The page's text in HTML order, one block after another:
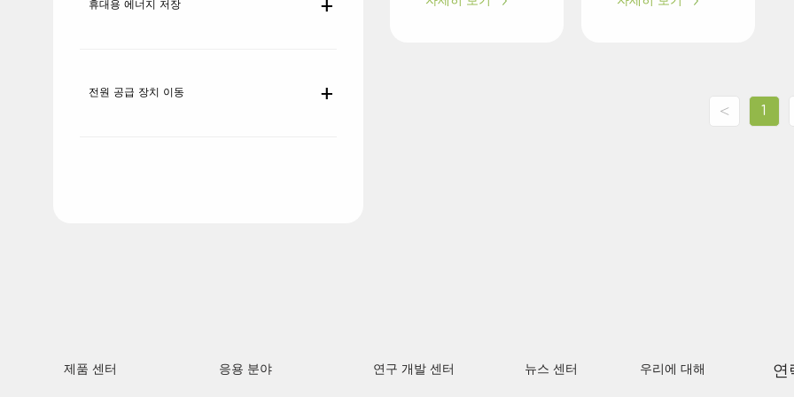
휴대용 에너지 저장
전원 공급 장치 이동
< 1
제품 센터 응용 분야 연구 개발 센터 뉴스 센터 우리에 대해 연